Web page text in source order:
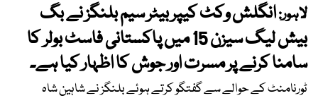
لاہور:انگلش وکٹ کیپر بیٹر سیم بلنگز نے بگ
بیش لیگ سیزن 15 میں پاکستانی فاسٹ بولر کا
سامنا کرنے پر مسرت اور جوش کا اظہار کیا ہے۔
ٹورنامنٹ کے حوالے سے گفتگو کرتے ہوئے بلنگز نے شاہین شاہ